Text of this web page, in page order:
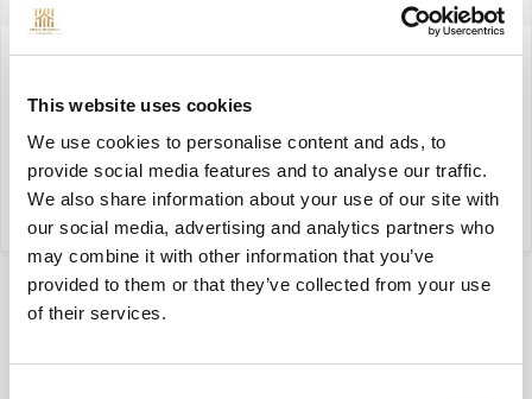
This website uses cookies
We use cookies to personalise content and ads, to
provide social media features and to analyse our traffic.
We also share information about your use of our site with
our social media, advertising and analytics partners who
may combine it with other information that you’ve
provided to them or that they’ve collected from your use
of their services.
filip.chrzanowski@yonekawa.pl
moje oferty